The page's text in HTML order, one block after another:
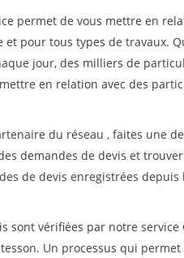
permet de vous mettre en
et pour tous types de travaux.
jour, des milliers de
en relation avec des
du réseau , faites une
demandes de devis et
de devis enregistrées
sont vérifiées par notre
Un processus qui